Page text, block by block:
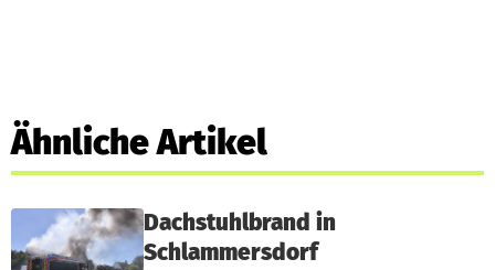
Ähnliche Artikel
Dachstuhlbrand in
Schlammersdorf